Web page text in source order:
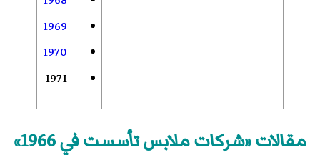
1969
1970
1971
مقالات «شركات ملابس تأسست في 1966»